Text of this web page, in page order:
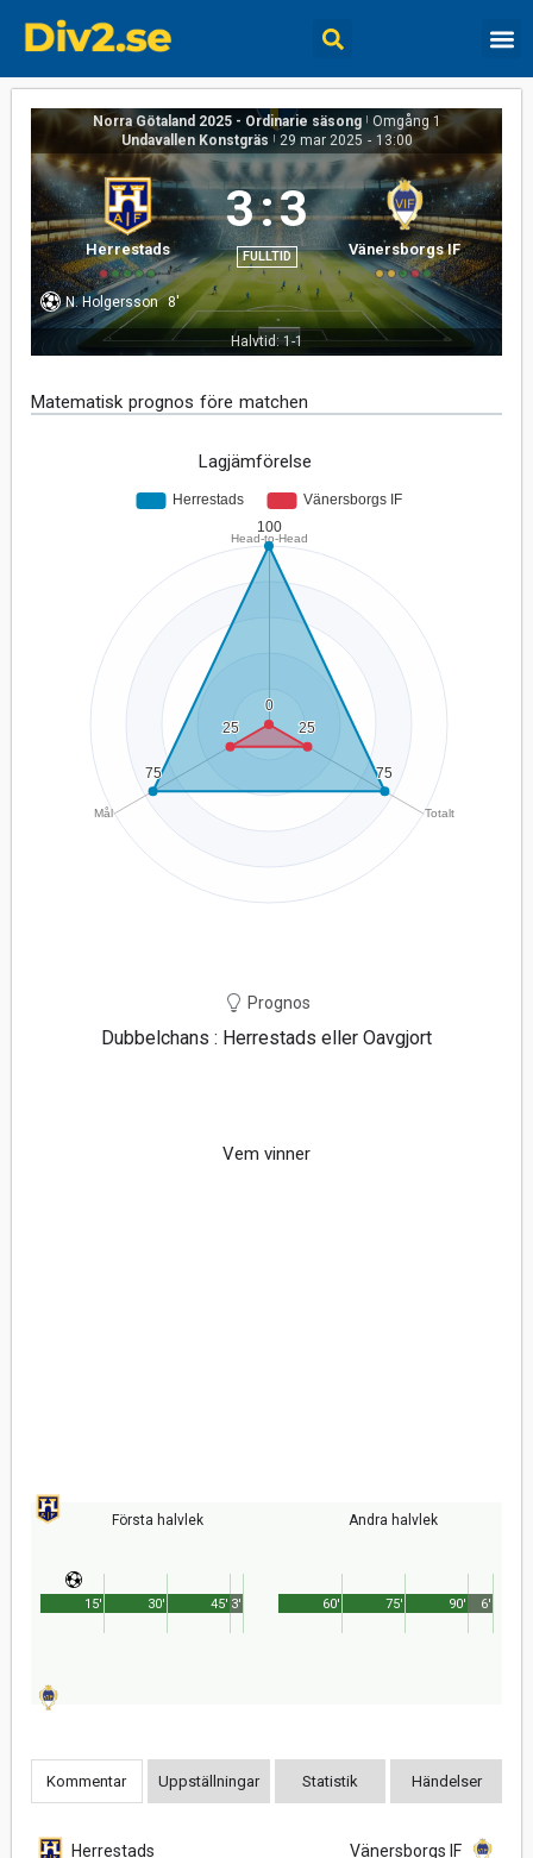
Norra Götaland 2025 - Ordinarie säsong | Omgång 1
Undavallen Konstgräs | 29 mar 2025 - 13:00
Herrestads
3:3
FULLTID Vänersborgs IF
N. Holgersson 8'
Halvtid: 1-1
Matematisk prognos före matchen
Lagjämförelse
Prognos
Dubbelchans : Herrestads eller Oavgjort
Vem vinner
Första halvlek
45'
15' 30' 3'
Andra halvlek
90'
60' 75' 6'
Kommentar Uppställningar Statistik Händelser
Herrestads Vänersborgs IF